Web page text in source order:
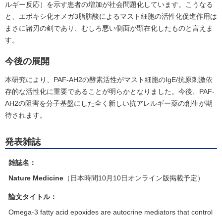
ルギー反応）を示す患者の増加が社会問題化しています。こうなる
と、エポキシ化オメガ3脂肪酸によるマスト細胞の活性化促進作用は
まさに諸刃の剣であり、むしろ悪い側面が顕在化したものと言えま
す。
今後の展開
本研究により、PAF-AH2の酵素活性がマスト細胞のIgE/抗原刺激依
存的な活性化に重要であることが明らかとなりました。今後、PAF-
AH2の阻害を分子基盤にした全く新しい抗アレルギー薬の創生が期
待されます。
発表雑誌
雑誌名：
Nature Medicine （日本時間10月10日オンライン版掲載予定）
論文タイトル：
Omega-3 fatty acid epoxides are autocrine mediators that control